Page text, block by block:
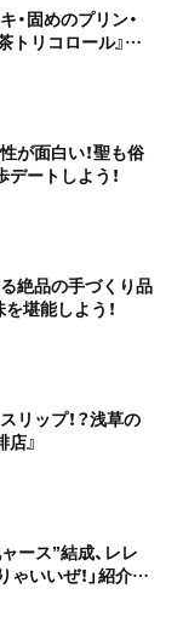
・固めのプリン・
トリコロール』～
が面白い！聖も俗
ートしよう！
絶品の手づくり品
堪能しよう！
リップ！？浅草の
』
ース”結成、レレ
いいぜ！」紹介